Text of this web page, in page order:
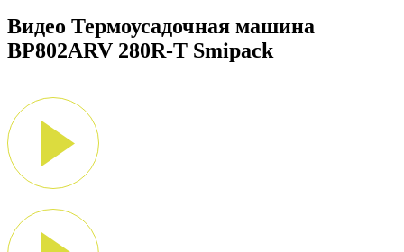
Видео Термоусадочная машина
BP802ARV 280R-T Smipack